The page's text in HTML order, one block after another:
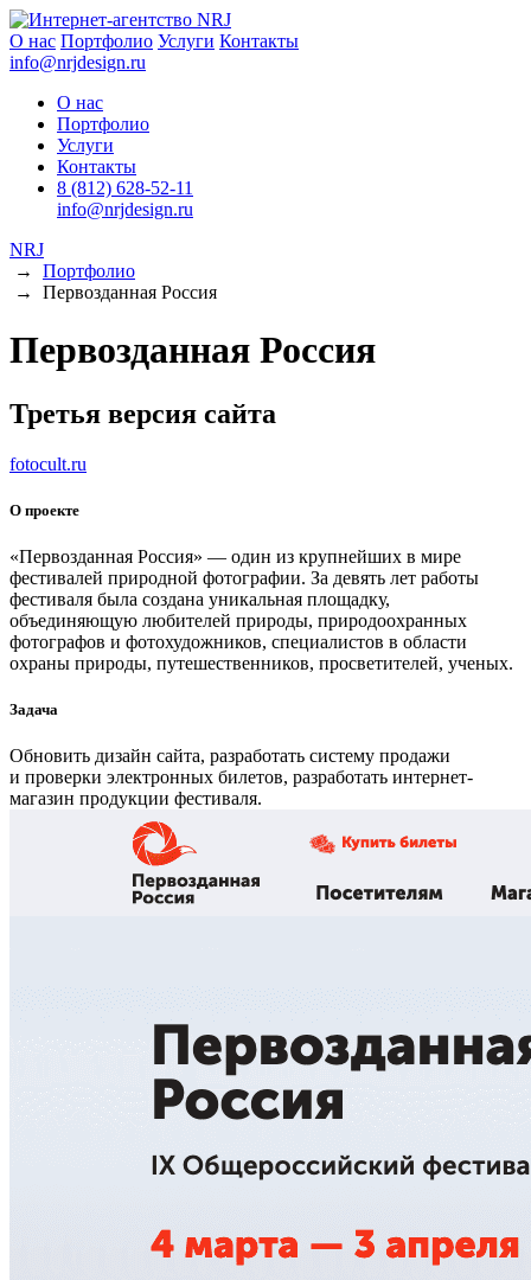
О нас Портфолио Услуги Контакты
info@nrjdesign.ru
О нас
Портфолио
Услуги
Контакты
8 (812) 628-52-11
info@nrjdesign.ru
NRJ
→ Портфолио
→ Первозданная Россия
Первозданная Россия
Третья версия сайта
fotocult.ru
О проекте
«Первозданная Россия» — один из крупнейших в мире
фестивалей природной фотографии. За девять лет работы
фестиваля была создана уникальная площадку,
объединяющую любителей природы, природоохранных
фотографов и фотохудожников, специалистов в области
охраны природы, путешественников, просветителей, ученых.
Задача
Обновить дизайн сайта, разработать систему продажи
и проверки электронных билетов, разработать интернет-
магазин продукции фестиваля.